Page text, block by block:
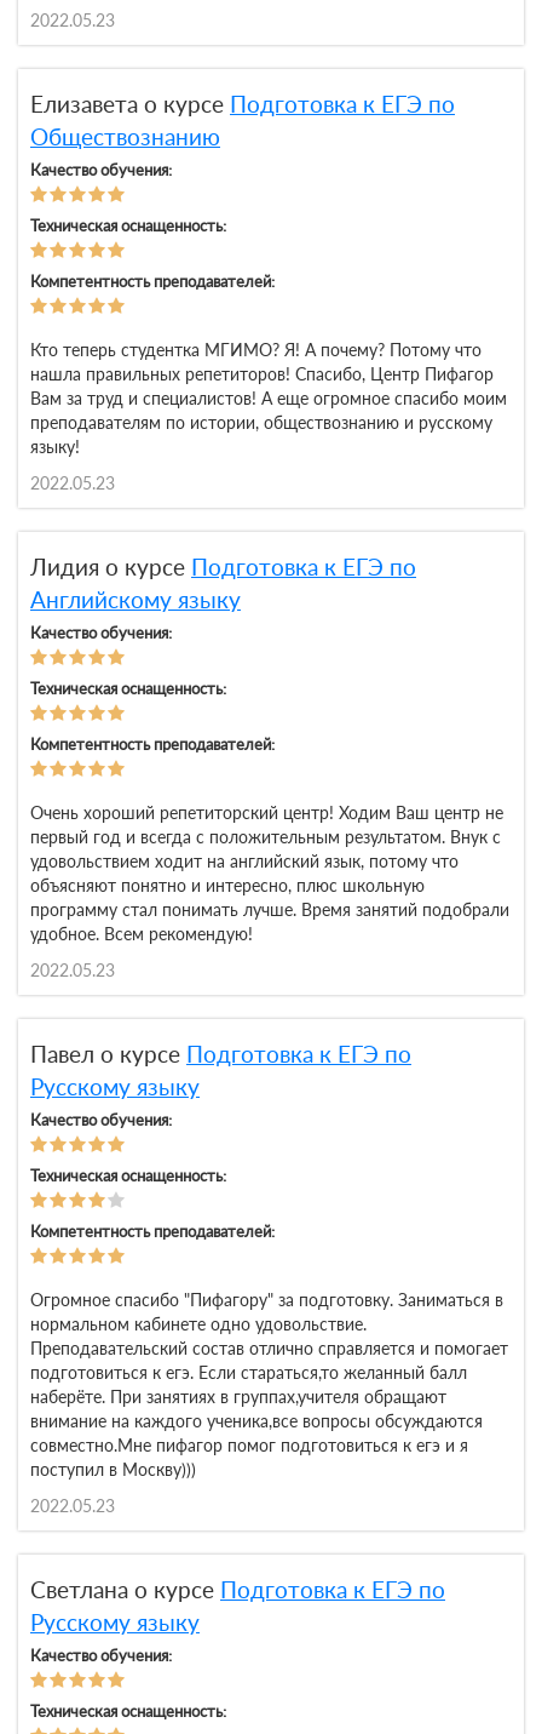
2022.05.23
Елизавета о курсе Подготовка к ЕГЭ по
Обществознанию
Качество обучения:
Техническая оснащенность:
Компетентность преподавателей:
Кто теперь студентка МГИМО? Я! А почему? Потому что
нашла правильных репетиторов! Спасибо, Центр Пифагор
Вам за труд и специалистов! А еще огромное спасибо моим
преподавателям по истории, обществознанию и русскому
языку!
2022.05.23
Лидия о курсе Подготовка к ЕГЭ по
Английскому языку
Качество обучения:
Техническая оснащенность:
Компетентность преподавателей:
Очень хороший репетиторский центр! Ходим Ваш центр не
первый год и всегда с положительным результатом. Внук с
удовольствием ходит на английский язык, потому что
объясняют понятно и интересно, плюс школьную
программу стал понимать лучше. Время занятий подобрали
удобное. Всем рекомендую!
2022.05.23
Павел о курсе Подготовка к ЕГЭ по
Русскому языку
Качество обучения:
Техническая оснащенность:
Компетентность преподавателей:
Огромное спасибо "Пифагору" за подготовку. Заниматься в
нормальном кабинете одно удовольствие.
Преподавательский состав отлично справляется и помогает
подготовиться к егэ. Если стараться,то желанный балл
наберёте. При занятиях в группах,учителя обращают
внимание на каждого ученика,все вопросы обсуждаются
совместно.Мне пифагор помог подготовиться к егэ и я
поступил в Москву)))
2022.05.23
Светлана о курсе Подготовка к ЕГЭ по
Русскому языку
Качество обучения:
Техническая оснащенность: